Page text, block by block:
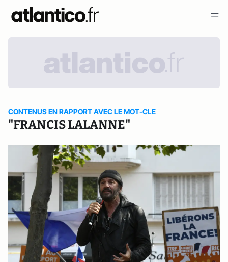
CONTENUS EN RAPPORT AVEC LE MOT-CLE
"FRANCIS LALANNE"